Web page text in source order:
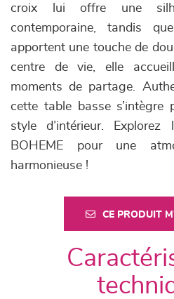
croix lui offre une
contemporaine, tandis
apportent une touche de
centre de vie, elle
moments de partage.
cette table basse s’intègre
style d’intérieur.
BOHEME pour une
harmonieuse !
CE PRODUIT